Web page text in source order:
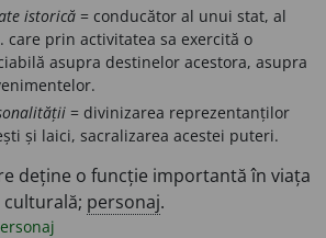
istorică = conducător al unui stat, al
care prin activitatea sa exercită o
asupra destinelor acestora, asupra
= divinizarea reprezentanților
și laici, sacralizarea acestei puteri.
deține o funcție importantă în viața
culturală; personaj.